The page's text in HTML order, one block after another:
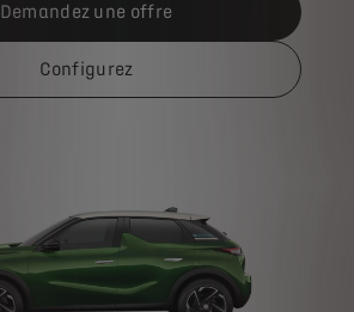
Demandez une offre
Configurez